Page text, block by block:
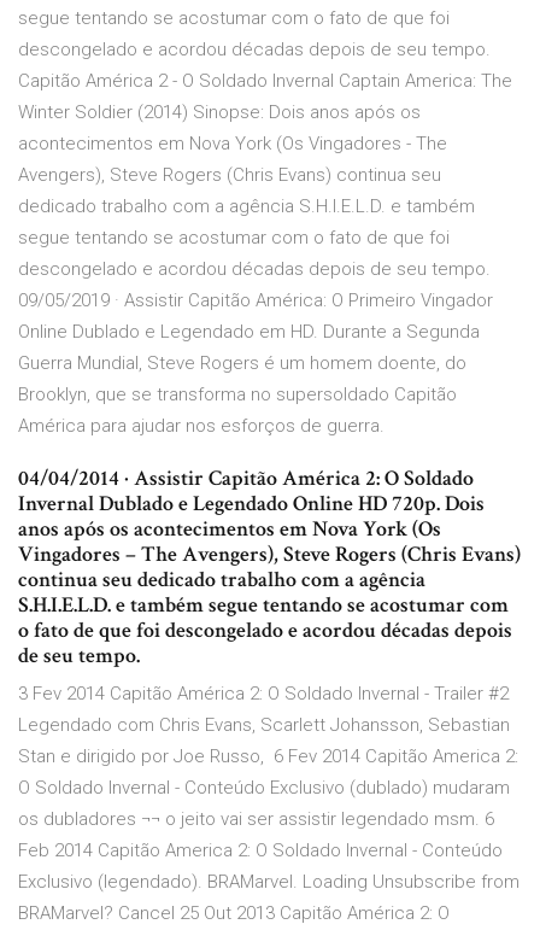
segue tentando se acostumar com o fato de que foi
descongelado e acordou décadas depois de seu tempo.
Capitão América 2 - O Soldado Invernal Captain America: The
Winter Soldier (2014) Sinopse: Dois anos após os
acontecimentos em Nova York (Os Vingadores - The
Avengers), Steve Rogers (Chris Evans) continua seu
dedicado trabalho com a agência S.H.I.E.L.D. e também
segue tentando se acostumar com o fato de que foi
descongelado e acordou décadas depois de seu tempo.
09/05/2019 · Assistir Capitão América: O Primeiro Vingador
Online Dublado e Legendado em HD. Durante a Segunda
Guerra Mundial, Steve Rogers é um homem doente, do
Brooklyn, que se transforma no supersoldado Capitão
América para ajudar nos esforços de guerra.
04/04/2014 · Assistir Capitão América 2: O Soldado
Invernal Dublado e Legendado Online HD 720p. Dois
anos após os acontecimentos em Nova York (Os
Vingadores – The Avengers), Steve Rogers (Chris Evans)
continua seu dedicado trabalho com a agência
S.H.I.E.L.D. e também segue tentando se acostumar com
o fato de que foi descongelado e acordou décadas depois
de seu tempo.
3 Fev 2014 Capitão América 2: O Soldado Invernal - Trailer #2
Legendado com Chris Evans, Scarlett Johansson, Sebastian
Stan e dirigido por Joe Russo, 6 Fev 2014 Capitão America 2:
O Soldado Invernal - Conteúdo Exclusivo (dublado) mudaram
os dubladores ¬¬ o jeito vai ser assistir legendado msm. 6
Feb 2014 Capitão America 2: O Soldado Invernal - Conteúdo
Exclusivo (legendado). BRAMarvel. Loading Unsubscribe from
BRAMarvel? Cancel 25 Out 2013 Capitão América 2: O